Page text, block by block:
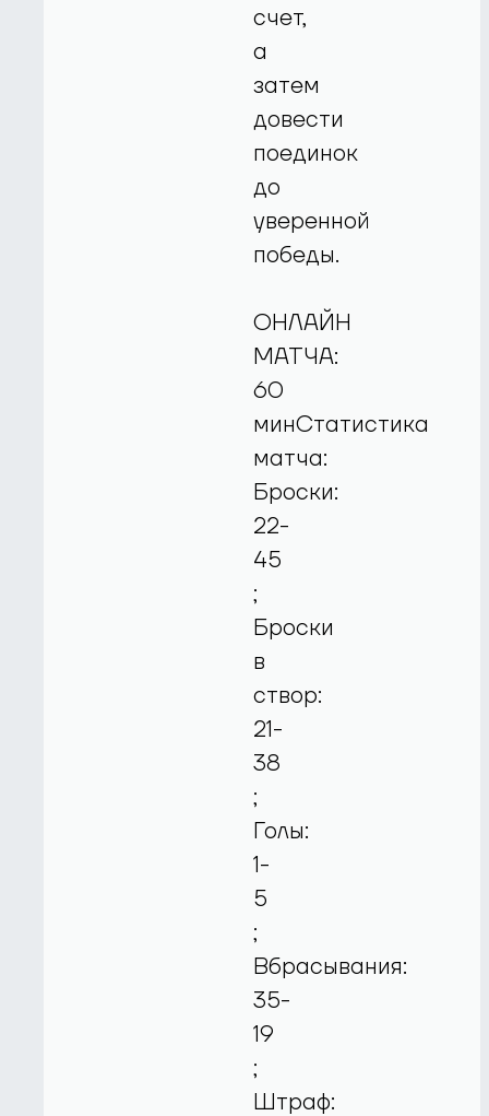
счет,
а
затем
довести
поединок
до
уверенной
победы.
ОНЛАЙН
МАТЧА:
60
минСтатистика
матча:
Броски:
22-
45
;
Броски
в
створ:
21-
38
;
Голы:
1-
5
;
Вбрасывания:
35-
19
;
Штраф: